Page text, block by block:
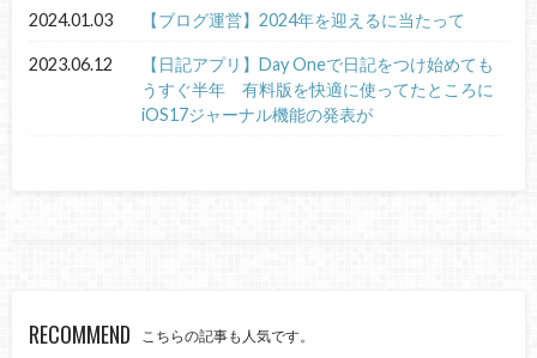
2024.01.03 【ブログ運営】2024年を迎えるに当たって
2023.06.12
【日記アプリ】Day Oneで日記をつけ始めても
うすぐ半年 有料版を快適に使ってたところに
iOS17ジャーナル機能の発表が
RECOMMEND こちらの記事も人気です。